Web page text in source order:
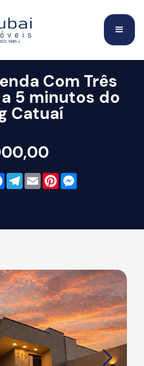
Com Três
5 minutos do
Catuaí
FacebookTelegram
Email Pinterest